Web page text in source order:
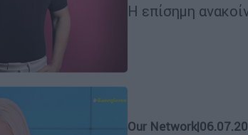
Η επίσημη
Our Network|